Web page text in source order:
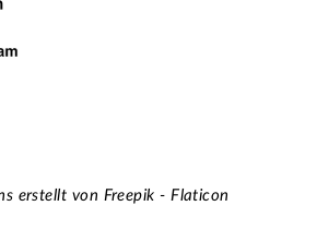
erstellt von Freepik - Flaticon